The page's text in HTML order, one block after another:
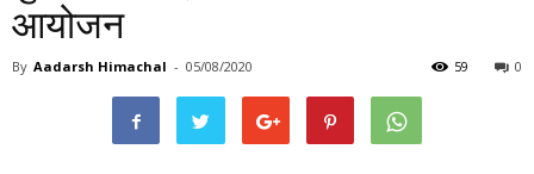
आयोजन
By Aadarsh Himachal - 05/08/2020 0
59